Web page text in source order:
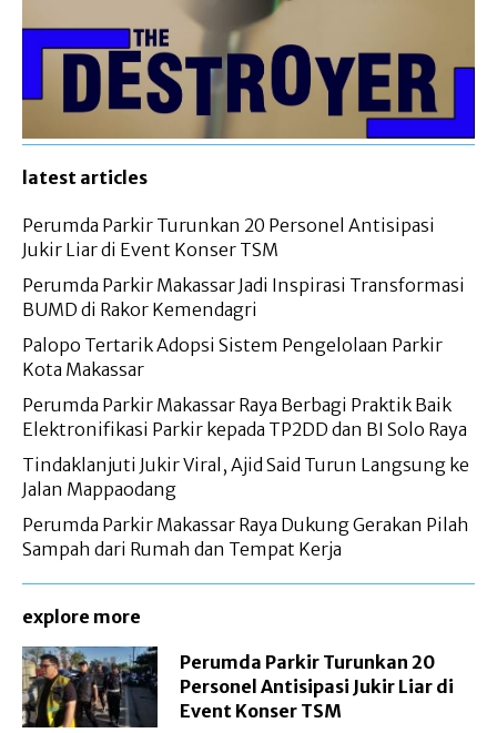
latest articles
Perumda Parkir Turunkan 20 Personel Antisipasi
Jukir Liar di Event Konser TSM
Perumda Parkir Makassar Jadi Inspirasi Transformasi
BUMD di Rakor Kemendagri
Palopo Tertarik Adopsi Sistem Pengelolaan Parkir
Kota Makassar
Perumda Parkir Makassar Raya Berbagi Praktik Baik
Elektronifikasi Parkir kepada TP2DD dan BI Solo Raya
Tindaklanjuti Jukir Viral, Ajid Said Turun Langsung ke
Jalan Mappaodang
Perumda Parkir Makassar Raya Dukung Gerakan Pilah
Sampah dari Rumah dan Tempat Kerja
explore more
Perumda Parkir Turunkan 20
Personel Antisipasi Jukir Liar di
Event Konser TSM